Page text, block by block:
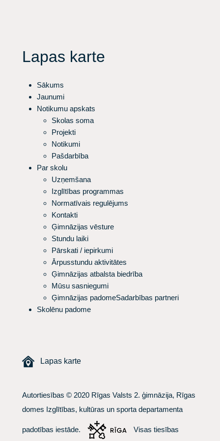
Lapas karte
Sākums
Jaunumi
Notikumu apskats
Skolas soma
Projekti
Notikumi
Pašdarbība
Par skolu
Uzņemšana
Izglītības programmas
Normatīvais regulējums
Kontakti
Ģimnāzijas vēsture
Stundu laiki
Pārskati / iepirkumi
Ārpusstundu aktivitātes
Ģimnāzijas atbalsta biedrība
Mūsu sasniegumi
Ģimnāzijas padomeSadarbības partneri
Skolēnu padome
Lapas karte
Autortiesības © 2020 Rīgas Valsts 2. ģimnāzija, Rīgas
domes Izglītības, kultūras un sporta departamenta
padotības iestāde. Visas tiesības